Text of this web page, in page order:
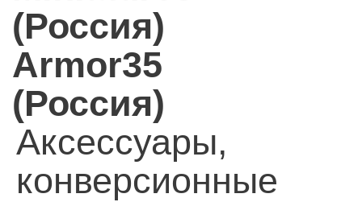
(Россия)
Armor35
(Россия)
Аксессуары,
конверсионные